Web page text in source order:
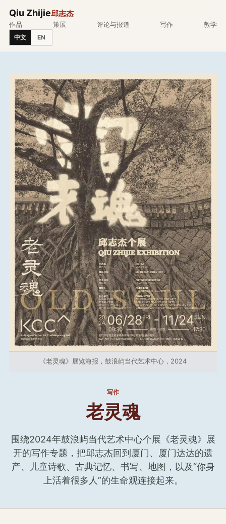
Qiu Zhijie邱志杰
作品 策展 评论与报道 写作 教学
中文 EN
《老灵魂》展览海报，鼓浪屿当代艺术中心，2024
写作
老灵魂
围绕2024年鼓浪屿当代艺术中心个展《老灵魂》展
开的写作专题，把邱志杰回到厦门、厦门达达的遗
产、儿童诗歌、古典记忆、书写、地图，以及“你身
上活着很多人”的生命观连接起来。